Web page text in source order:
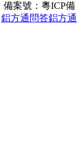
備案號：粵ICP備
鋁方通問答鋁方通